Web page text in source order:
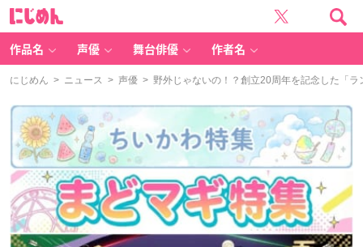
作品名 声優 舞台俳優 作者名
にじめん > ニュース > 声優 > 野外じゃないの！？創立20周年を記念した「